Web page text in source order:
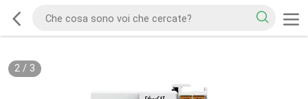
2/ 3